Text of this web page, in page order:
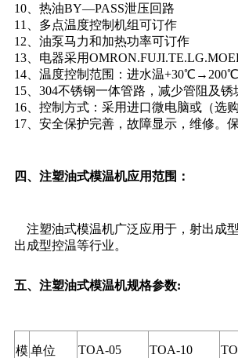
10、热油BY—PASS泄压回路
11、多点温度控制机组可订作
12、油泵马力和加热功率可订作
13、电器采用
14、温度控制范围：进水温+30℃→200℃
15、304不锈钢一体管路，减少管阻及锈
16、控制方式：采用进口微电脑或（选
17、安全保护完善，故障显示，维修。
四、注塑油式模温机应用范围：
注塑油式模温机广泛应用于，射出成
出成型控温等行业。
五、注塑油式模温机规格参数:
模 单位
TOA-05 TOA-10